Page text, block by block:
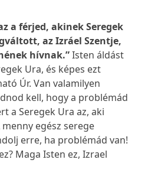
a férjed, akinek Seregek
az Izráel Szentje,
hívnak.”Isten áldást
Ura, és képes ezt
Úr. Van valamilyen
kell, hogy a problémád
a Seregek Ura az, aki
egész serege
erre, ha problémád van!
Maga Isten ez, Izrael